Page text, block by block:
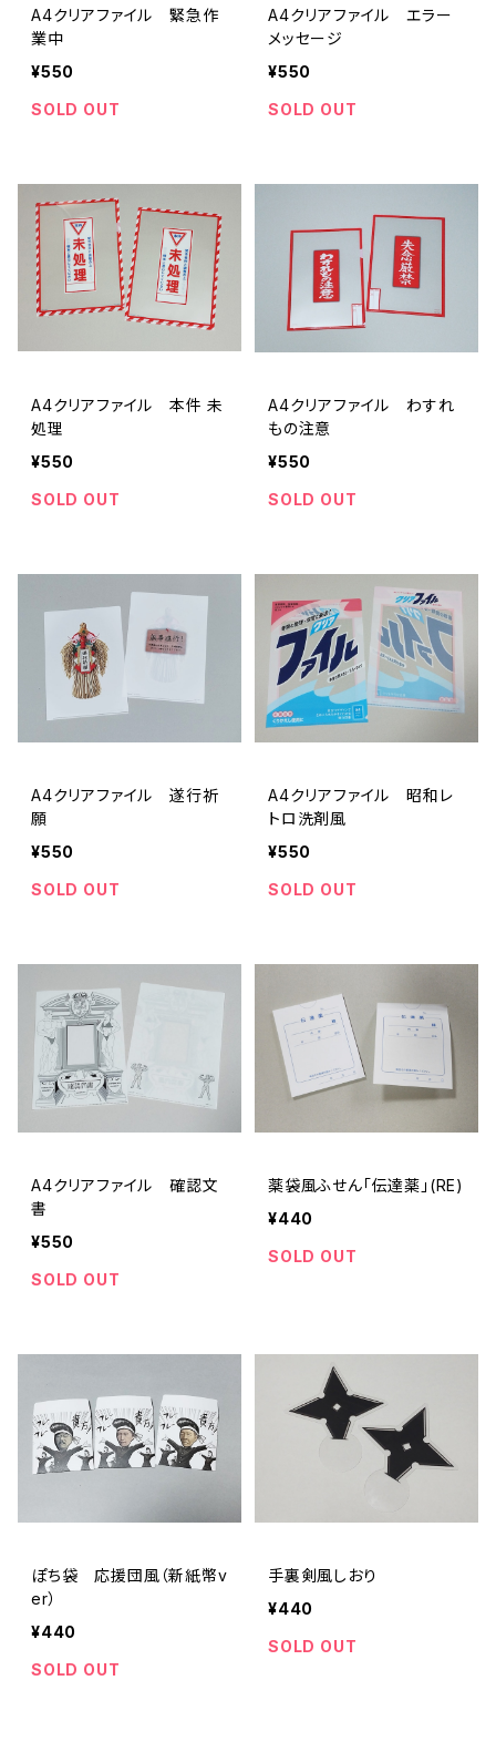
A4クリアファイル 緊急作
業中
¥550
SOLD OUT
A4クリアファイル エラー
メッセージ
¥550
SOLD OUT
A4クリアファイル 本件 未
処理
¥550
SOLD OUT
A4クリアファイル わすれ
もの注意
¥550
SOLD OUT
A4クリアファイル 遂行祈
願
¥550
SOLD OUT
A4クリアファイル 昭和レ
トロ洗剤風
¥550
SOLD OUT
A4クリアファイル 確認文
書
¥550
SOLD OUT
薬袋風ふせん「伝達薬」(RE)
¥440
SOLD OUT
ぽち袋 応援団風（新紙幣v
er）
¥440
SOLD OUT
手裏剣風しおり
¥440
SOLD OUT